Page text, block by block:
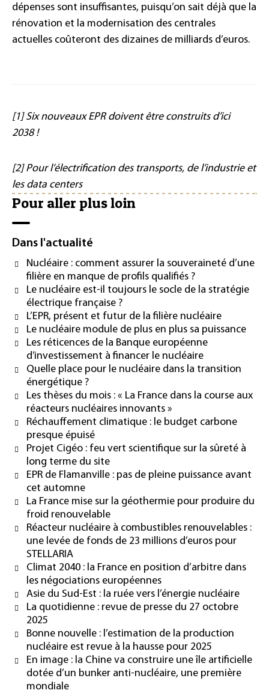
dépenses sont insuffisantes, puisqu’on sait déjà que la
rénovation et la modernisation des centrales
actuelles coûteront des dizaines de milliards d’euros.
[1] Six nouveaux EPR doivent être construits d’ici
2038 !
[2] Pour l’électrification des transports, de l’industrie et
les data centers
Pour aller plus loin
Dans l'actualité
Nucléaire : comment assurer la souveraineté d’une
filière en manque de profils qualifiés ?
Le nucléaire est-il toujours le socle de la stratégie
électrique française ?
L’EPR, présent et futur de la filière nucléaire
Le nucléaire module de plus en plus sa puissance
Les réticences de la Banque européenne
d’investissement à financer le nucléaire
Quelle place pour le nucléaire dans la transition
énergétique ?
Les thèses du mois : « La France dans la course aux
réacteurs nucléaires innovants »
Réchauffement climatique : le budget carbone
presque épuisé
Projet Cigéo : feu vert scientifique sur la sûreté à
long terme du site
EPR de Flamanville : pas de pleine puissance avant
cet automne
La France mise sur la géothermie pour produire du
froid renouvelable
Réacteur nucléaire à combustibles renouvelables :
une levée de fonds de 23 millions d’euros pour
STELLARIA
Climat 2040 : la France en position d’arbitre dans
les négociations européennes
Asie du Sud-Est : la ruée vers l’énergie nucléaire
La quotidienne : revue de presse du 27 octobre
2025
Bonne nouvelle : l’estimation de la production
nucléaire est revue à la hausse pour 2025
En image : la Chine va construire une île artificielle
dotée d’un bunker anti-nucléaire, une première
mondiale